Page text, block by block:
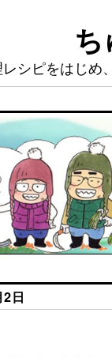
シピをはじめ
日